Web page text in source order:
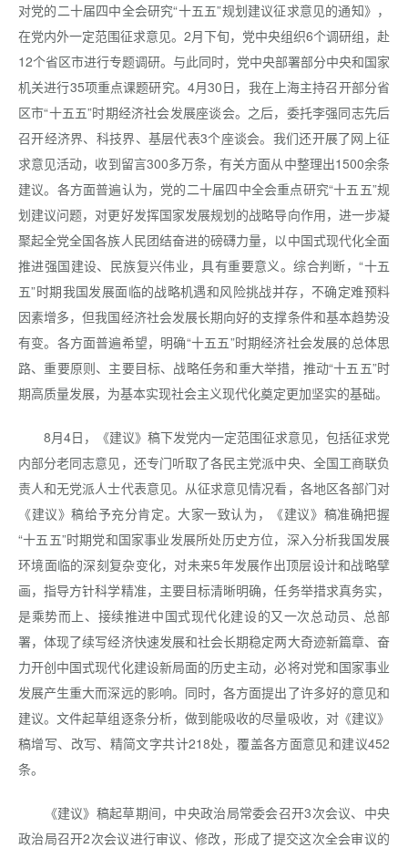
对党的二十届四中全会研究“十五五”规划建议征求意见的通知》，
在党内外一定范围征求意见。2月下旬，党中央组织6个调研组，赴
12个省区市进行专题调研。与此同时，党中央部署部分中央和国家
机关进行35项重点课题研究。4月30日，我在上海主持召开部分省
区市“十五五”时期经济社会发展座谈会。之后，委托李强同志先后
召开经济界、科技界、基层代表3个座谈会。我们还开展了网上征
求意见活动，收到留言300多万条，有关方面从中整理出1500余条
建议。各方面普遍认为，党的二十届四中全会重点研究“十五五”规
划建议问题，对更好发挥国家发展规划的战略导向作用，进一步凝
聚起全党全国各族人民团结奋进的磅礴力量，以中国式现代化全面
推进强国建设、民族复兴伟业，具有重要意义。综合判断，“十五
五”时期我国发展面临的战略机遇和风险挑战并存，不确定难预料
因素增多，但我国经济社会发展长期向好的支撑条件和基本趋势没
有变。各方面普遍希望，明确“十五五”时期经济社会发展的总体思
路、重要原则、主要目标、战略任务和重大举措，推动“十五五”时
期高质量发展，为基本实现社会主义现代化奠定更加坚实的基础。
8月4日，《建议》稿下发党内一定范围征求意见，包括征求党
内部分老同志意见，还专门听取了各民主党派中央、全国工商联负
责人和无党派人士代表意见。从征求意见情况看，各地区各部门对
《建议》稿给予充分肯定。大家一致认为，《建议》稿准确把握
“十五五”时期党和国家事业发展所处历史方位，深入分析我国发展
环境面临的深刻复杂变化，对未来5年发展作出顶层设计和战略擘
画，指导方针科学精准，主要目标清晰明确，任务举措求真务实，
是乘势而上、接续推进中国式现代化建设的又一次总动员、总部
署，体现了续写经济快速发展和社会长期稳定两大奇迹新篇章、奋
力开创中国式现代化建设新局面的历史主动，必将对党和国家事业
发展产生重大而深远的影响。同时，各方面提出了许多好的意见和
建议。文件起草组逐条分析，做到能吸收的尽量吸收，对《建议》
稿增写、改写、精简文字共计218处，覆盖各方面意见和建议452
条。
《建议》稿起草期间，中央政治局常委会召开3次会议、中央
政治局召开2次会议进行审议、修改，形成了提交这次全会审议的